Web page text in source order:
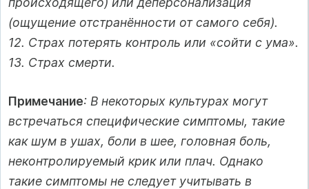
(ощущение отстранённости от самого себя).
12. Страх потерять контроль или «сойти с ума».
13. Страх смерти.
Примечание: В некоторых культурах могут
встречаться специфические симптомы, такие
как шум в ушах, боли в шее, головная боль,
неконтролируемый крик или плач. Однако
такие симптомы не следует учитывать в